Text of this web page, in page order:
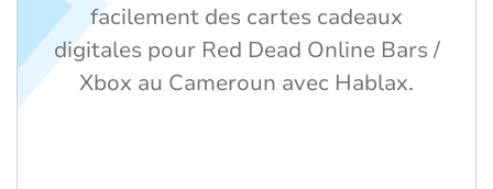
facilement des cartes cadeaux
digitales pour Red Dead Online Bars /
Xbox au Cameroun avec Hablax.